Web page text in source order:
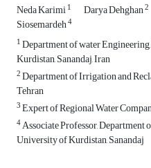
Neda Karimi1 Darya Dehghan2
Siosemardeh4
1Department of water
Kurdistan, Sanandaj, Iran
2Department of Irrigation and
Tehran
3Expert of Regional Water
4Associate Professor, Department
University of Kurdistan, Sanandaj